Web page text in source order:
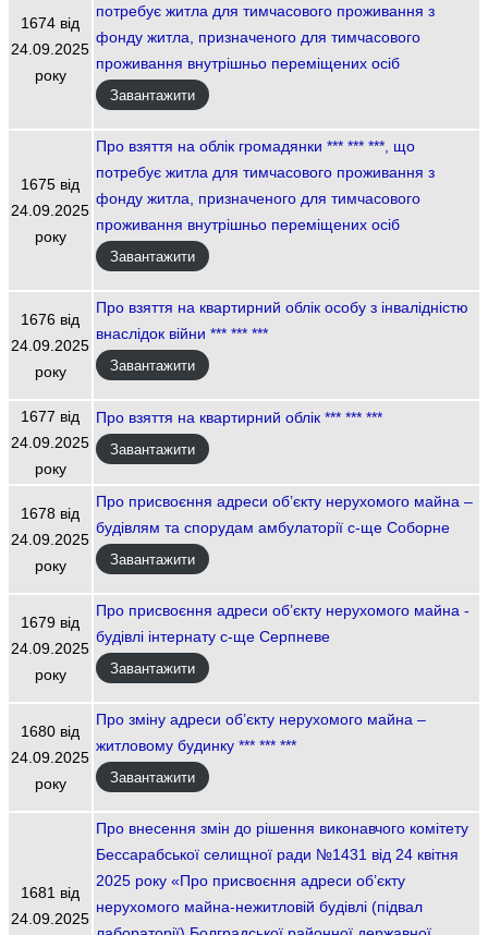
1674 від
24.09.2025
року
потребує житла для тимчасового проживання з
фонду житла, призначеного для тимчасового
проживання внутрішньо переміщених осіб
Завантажити
1675 від
24.09.2025
року
Про взяття на облік громадянки *** *** ***, що
потребує житла для тимчасового проживання з
фонду житла, призначеного для тимчасового
проживання внутрішньо переміщених осіб
Завантажити
1676 від
24.09.2025
року
Про взяття на квартирний облік особу з інвалідністю
внаслідок війни *** *** ***
Завантажити
1677 від
24.09.2025
року
Про взяття на квартирний облік *** *** ***
Завантажити
1678 від
24.09.2025
року
Про присвоєння адреси об’єкту нерухомого майна –
будівлям та спорудам амбулаторії с-ще Соборне
Завантажити
1679 від
24.09.2025
року
Про присвоєння адреси об’єкту нерухомого майна -
будівлі інтернату с-ще Серпневе
Завантажити
1680 від
24.09.2025
року
Про зміну адреси об’єкту нерухомого майна –
житловому будинку *** *** ***
Завантажити
1681 від
24.09.2025
Про внесення змін до рішення виконавчого комітету
Бессарабської селищної ради №1431 від 24 квітня
2025 року «Про присвоєння адреси об’єкту
нерухомого майна-нежитловій будівлі (підвал